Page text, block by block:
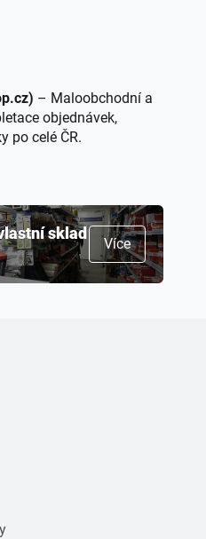
– Maloobchodní a
objednávek,
po celé ČR.
sklad
Více